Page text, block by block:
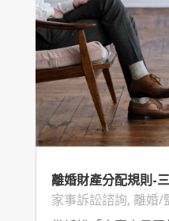
離婚財產分配規則-
家事訴訟諮詢, 離婚/